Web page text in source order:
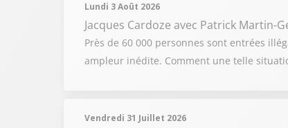
Lundi 3 Août 2026
Jacques Cardoze avec Patrick Martin-
Près de 60 000 personnes sont entrées
ampleur inédite. Comment une telle
Vendredi 31 Juillet 2026